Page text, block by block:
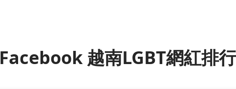
Facebook 越南LGBT網紅排